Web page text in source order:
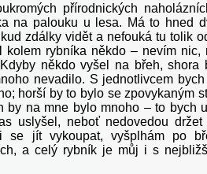
přírodnických
na palouku u lesa. Má to hned
zdálky vidět a nefouká tu tolik
kolem rybníka někdo – nevím nic,
někdo vyšel na břeh, shora
nevadilo. S jednotlivcem
horší by to bylo se zpovykaným
by na mne bylo mnoho – to bych
uslyšel, neboť nedovedou držet
se jít vykoupat, vyšplhám po
a celý rybník je můj i s